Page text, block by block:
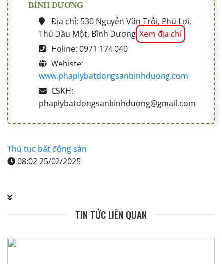
BÌNH DƯƠNG
Địa chỉ: 530 Nguyễn Văn Trỗi, Phú Lợi,
Thủ Dầu Một, Bình Dương Xem địa chỉ
Holine: 0971 174 040
Webiste:
www.phaplybatdongsanbinhduong.com
CSKH:
phaplybatdongsanbinhduong@gmail.com
Thủ tục bất động sản
08:02 25/02/2025
TIN TỨC LIÊN QUAN